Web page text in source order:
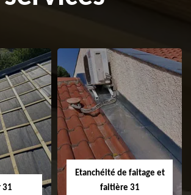
31
Etanchéité de faitage et
faitière 31